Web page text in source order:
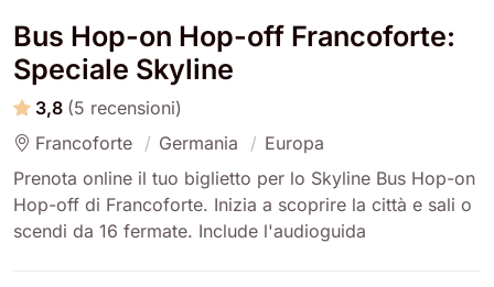
Bus Hop-on Hop-off Francoforte:
Speciale Skyline
3,8 (5 recensioni)
Francoforte
Germania
Europa
Prenota online il tuo biglietto per lo Skyline Bus Hop-on
Hop-off di Francoforte. Inizia a scoprire la città e sali o
scendi da 16 fermate. Include l'audioguida